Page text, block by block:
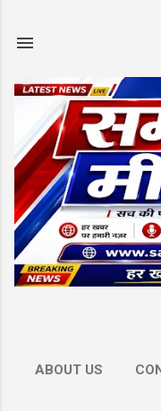
ABOUT US